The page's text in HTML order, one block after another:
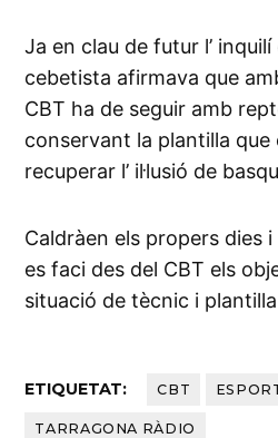
Ja en clau de futur l’
cebetista afirmava que
CBT ha de seguir amb
conservant la plantilla que
recuperar l’ il·lusió de
Caldràen els propers dies
es faci des del CBT els
situació de tècnic i plantilla
ETIQUETAT: CBT
TARRAGONA RÀDIO